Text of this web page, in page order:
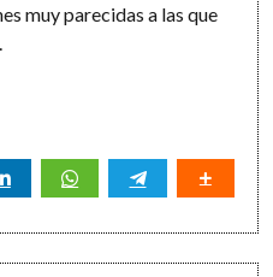
muy parecidas a las que